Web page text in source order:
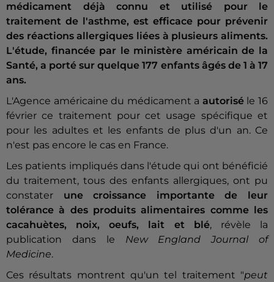
médicament déjà connu et utilisé pour le
traitement de l'asthme, est efficace pour prévenir
des réactions allergiques liées à plusieurs aliments.
L'étude, financée par le ministère américain de la
Santé, a porté sur quelque 177 enfants âgés de 1 à 17
ans.
L'Agence américaine du médicament a autorisé le 16
février ce traitement pour cet usage spécifique et
pour les adultes et les enfants de plus d'un an. Ce
n'est pas encore le cas en France.
Les patients impliqués dans l'étude qui ont bénéficié
du traitement, tous des enfants allergiques, ont pu
constater
une croissance importante de leur
tolérance à des produits alimentaires comme les
cacahuètes, noix, oeufs, lait et blé, révèle la
publication dans le New England Journal of
Medicine.
Ces résultats montrent qu'un tel traitement "peut